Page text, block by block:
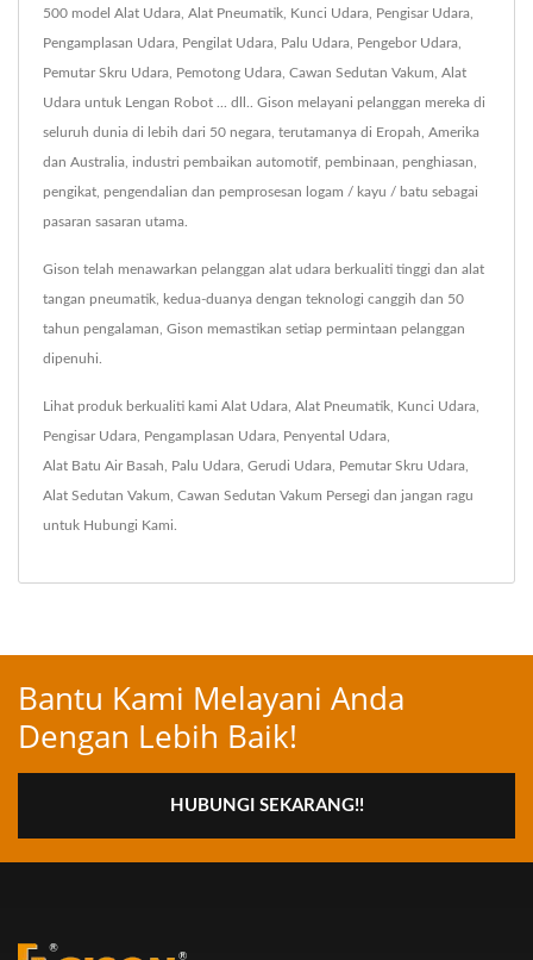
500 model Alat Udara, Alat Pneumatik, Kunci Udara, Pengisar Udara,
Pengamplasan Udara, Pengilat Udara, Palu Udara, Pengebor Udara,
Pemutar Skru Udara, Pemotong Udara, Cawan Sedutan Vakum, Alat
Udara untuk Lengan Robot ... dll.. Gison melayani pelanggan mereka di
seluruh dunia di lebih dari 50 negara, terutamanya di Eropah, Amerika
dan Australia, industri pembaikan automotif, pembinaan, penghiasan,
pengikat, pengendalian dan pemprosesan logam / kayu / batu sebagai
pasaran sasaran utama.
Gison telah menawarkan pelanggan alat udara berkualiti tinggi dan alat
tangan pneumatik, kedua-duanya dengan teknologi canggih dan 50
tahun pengalaman, Gison memastikan setiap permintaan pelanggan
dipenuhi.
Lihat produk berkualiti kami Alat Udara Alat Pneumatik Kunci Udara
Pengisar Udara Pengamplasan Udara Penyental Udara
Alat Batu Air Basah Palu Udara Gerudi Udara Pemutar Skru Udara
Alat Sedutan Vakum Cawan Sedutan Vakum Persegi dan jangan ragu
untuk Hubungi Kami
Bantu Kami Melayani Anda
Dengan Lebih Baik!
HUBUNGI SEKARANG!!